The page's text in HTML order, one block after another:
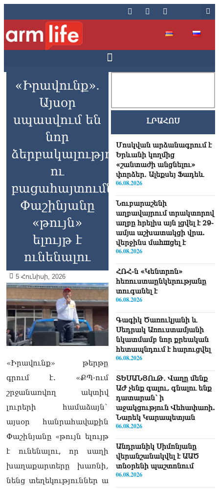
«Իրավունք».
Այսօր
սպասվում են
նոր
ձերբակալություններ
ու
բացահայտումներ.
Փաշինյանը
«թույն»
ելույթ է
ունենալու
5 Հունիսի, 2026
«Իրավունք» թերթը
գրում է. «ՔՊ-ում
շրջանառվող ակտիվ
լուրերի համաձայն`
այսօր հանրահավաքին
Փաշինյանը «թույն ելույթ
է ունենալու, որ սաղի
խաղաքարտերը խառնի,
նենց տեղեկություններ ա
ԼՐԱՀՈՍ
Մոսկվան արձանագրում է
Երևանի կողմից
«շանտաժի անցնելու»
փորձեր․ Ալեքսեյ Ֆադեև
06.08.2026
Նուբարաշենի
աղբավայրում տրակտորով
աղբը հրելիս այն լցվել է 29-
ամյա աշխատակցի վրա.
վերջինս մաhшցել է
06.08.2026
ՀՌՀ-ն «Կենտրոն»
հեռուստաընկերությանը
տուգանել է
06.08.2026
Գագիկ Ծառուկյանի և
Սեդրակ Առուստամյանի
նկատմամբ նոր քրեական
հետապնդում է հարուցվել
06.08.2026
ՏԵՍԱՆՅՈւԹ․ Վաղը մենք
ԱԺ չենք գալու, գնալու ենք
դատարան՝ ի
աջակցություն Վեհափառի.
Նարեկ Կարապետյան
06.08.2026
Անդրանիկ Սիմոնյանը
վերանշանակվել է ԱԱԾ
տնօրենի պաշտոնում
06.08.2026